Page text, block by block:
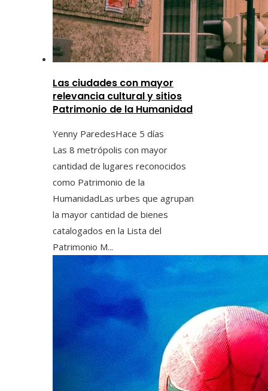
Las ciudades con mayor
relevancia cultural y sitios
Patrimonio de la Humanidad
Yenny ParedesHace 5 días
Las 8 metrópolis con mayor
cantidad de lugares reconocidos
como Patrimonio de la
HumanidadLas urbes que agrupan
la mayor cantidad de bienes
catalogados en la Lista del
Patrimonio M...